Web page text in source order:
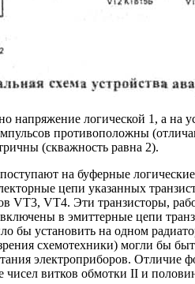
напряжение логической 1, а
противоположны
(скважность равна 2).
на буферные
цепи указанных
VT3, VT4. Эти транзисторы,
в эмиттерные цепи
бы установить на одном
схемотехники) могли бы
электроприборов. Отличие
чисел витков обмотки II и